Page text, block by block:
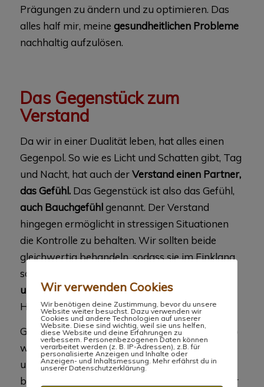
Prägungen zu ändern und zu optimieren. Das
alles half mir, meine gesundheitlichen Probleme
nachhaltig aufzulösen.
Das Gegenstück zum
Verstand
Da wir in einer Dualität leben, hat alles einen
Gegenpol. So wie es Licht und Schatten gibt, Tag
und Nacht, hat auch derVerstand einen Partner,
das Gefühl.Das Gegenstück ist also das Gefühl,
auch Bauchgefühlgenannt. Der Verstand
hingegen ermöglicht in stressigen Situationen
die Kontrolle zu behalten. Wir sollten beide
gleichwertig behandeln, sodass sie im Einklang
schwingen. Sie
und Weise zusammen, um Entscheidungen und
Handlungen zu beeinflussen.
Gefühle, besonders diespontane Intuition,
ist so
wertvoll, wenn es um schnelle Reaktionen geht
und wenn diese auf Wissen von Erfahrungen
basieren. Vor allem, wenn es um unsichere oder
Wir verwenden Cookies
Wir benötigen deine Zustimmung, bevor du unsere
Website weiter besuchst. Dazu verwenden wir
Cookies und andere Technologien auf unserer
Website. Diese sind wichtig, weil sie uns helfen,
diese Website und deine Erfahrungen zu
verbessern. Personenbezogenen Daten können
verarbeitet werden (z. B. IP-Adressen), z.B. für
personalisierte Anzeigen und Inhalte oder
Anzeigen- und Inhaltsmessung. Mehr erfährst du in
unserer Datenschutzerklärung.